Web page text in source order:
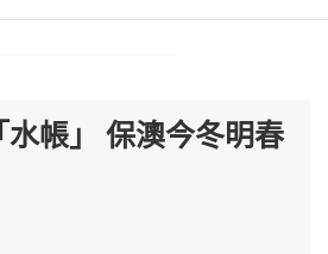
帳」 保澳今冬明春